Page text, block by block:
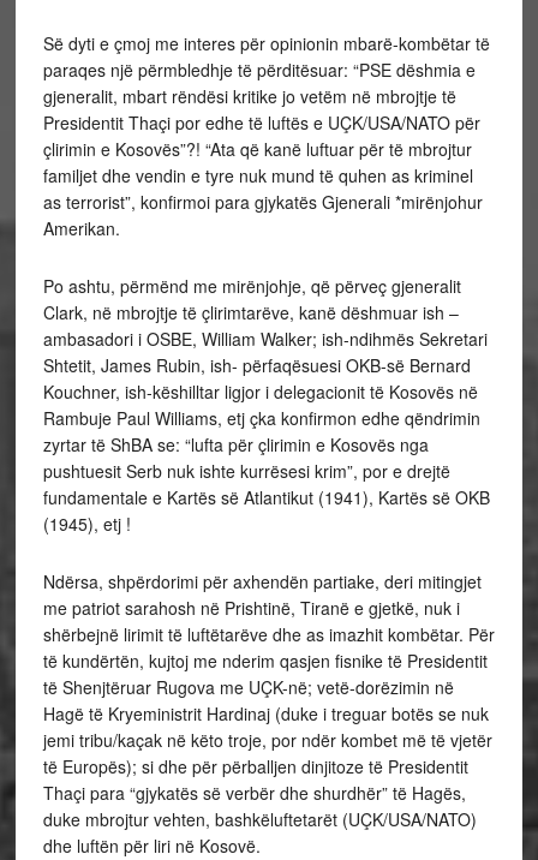
Së dyti e çmoj me interes për opinionin mbarë-kombëtar të
paraqes një përmbledhje të përditësuar: “PSE dëshmia e
gjeneralit, mbart rëndësi kritike jo vetëm në mbrojtje të
Presidentit Thaçi por edhe të luftës e UÇK/USA/NATO për
çlirimin e Kosovës”?! “Ata që kanë luftuar për të mbrojtur
familjet dhe vendin e tyre nuk mund të quhen as kriminel
as terrorist”, konfirmoi para gjykatës Gjenerali *mirënjohur
Amerikan.
Po ashtu, përmënd me mirënjohje, që përveç gjeneralit
Clark, në mbrojtje të çlirimtarëve, kanë dëshmuar ish –
ambasadori i OSBE, William Walker; ish-ndihmës Sekretari
Shtetit, James Rubin, ish- përfaqësuesi OKB-së Bernard
Kouchner, ish-këshilltar ligjor i delegacionit të Kosovës në
Rambuje Paul Williams, etj çka konfirmon edhe qëndrimin
zyrtar të ShBA se: “lufta për çlirimin e Kosovës nga
pushtuesit Serb nuk ishte kurrësesi krim”, por e drejtë
fundamentale e Kartës së Atlantikut (1941), Kartës së OKB
(1945), etj !
Ndërsa, shpërdorimi për axhendën partiake, deri mitingjet
me patriot sarahosh në Prishtinë, Tiranë e gjetkë, nuk i
shërbejnë lirimit të luftëtarëve dhe as imazhit kombëtar. Për
të kundërtën, kujtoj me nderim qasjen fisnike të Presidentit
të Shenjtëruar Rugova me UÇK-në; vetë-dorëzimin në
Hagë të Kryeministrit Hardinaj (duke i treguar botës se nuk
jemi tribu/kaçak në këto troje, por ndër kombet më të vjetër
të Europës); si dhe për përballjen dinjitoze të Presidentit
Thaçi para “gjykatës së verbër dhe shurdhër” të Hagës,
duke mbrojtur vehten, bashkëluftetarët (UÇK/USA/NATO)
dhe luftën për liri në Kosovë.